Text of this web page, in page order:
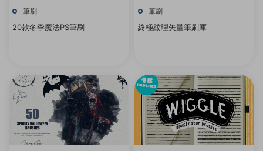
筆刷
20款冬季魔法PS筆刷
筆刷
終極紋理矢量筆刷庫